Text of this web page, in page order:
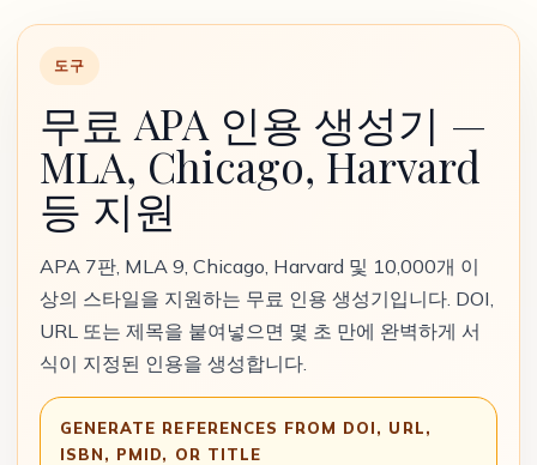
도구
무료 APA 인용 생성기 —
MLA, Chicago, Harvard
등 지원
APA 7판, MLA 9, Chicago, Harvard 및 10,000개 이
상의 스타일을 지원하는 무료 인용 생성기입니다. DOI,
URL 또는 제목을 붙여넣으면 몇 초 만에 완벽하게 서
식이 지정된 인용을 생성합니다.
GENERATE REFERENCES FROM DOI, URL,
ISBN, PMID, OR TITLE